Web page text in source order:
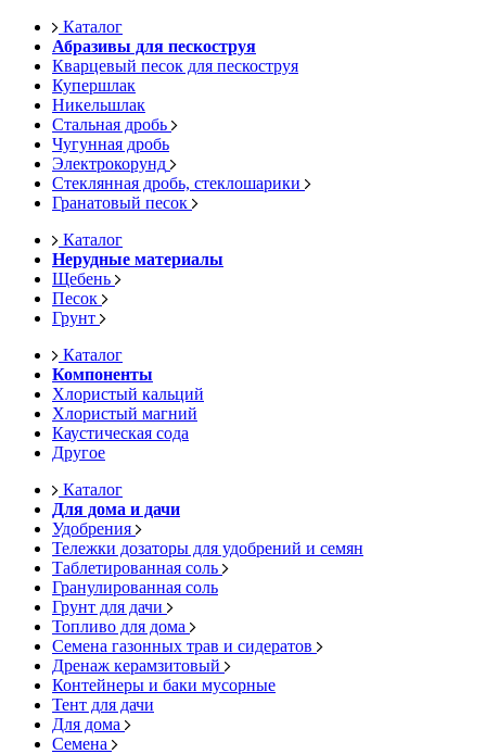
Каталог
Абразивы для пескоструя
Кварцевый песок для пескоструя
Купершлак
Никельшлак
Стальная дробь
Чугунная дробь
Электрокорунд
Стеклянная дробь, стеклошарики
Гранатовый песок
Каталог
Нерудные материалы
Щебень
Песок
Грунт
Каталог
Компоненты
Хлористый кальций
Хлористый магний
Каустическая сода
Другое
Каталог
Для дома и дачи
Удобрения
Тележки дозаторы для удобрений и семян
Таблетированная соль
Гранулированная соль
Грунт для дачи
Топливо для дома
Семена газонных трав и сидератов
Дренаж керамзитовый
Контейнеры и баки мусорные
Тент для дачи
Для дома
Семена